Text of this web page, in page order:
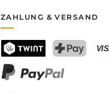
ZAHLUNG & VERSAND
TWINT